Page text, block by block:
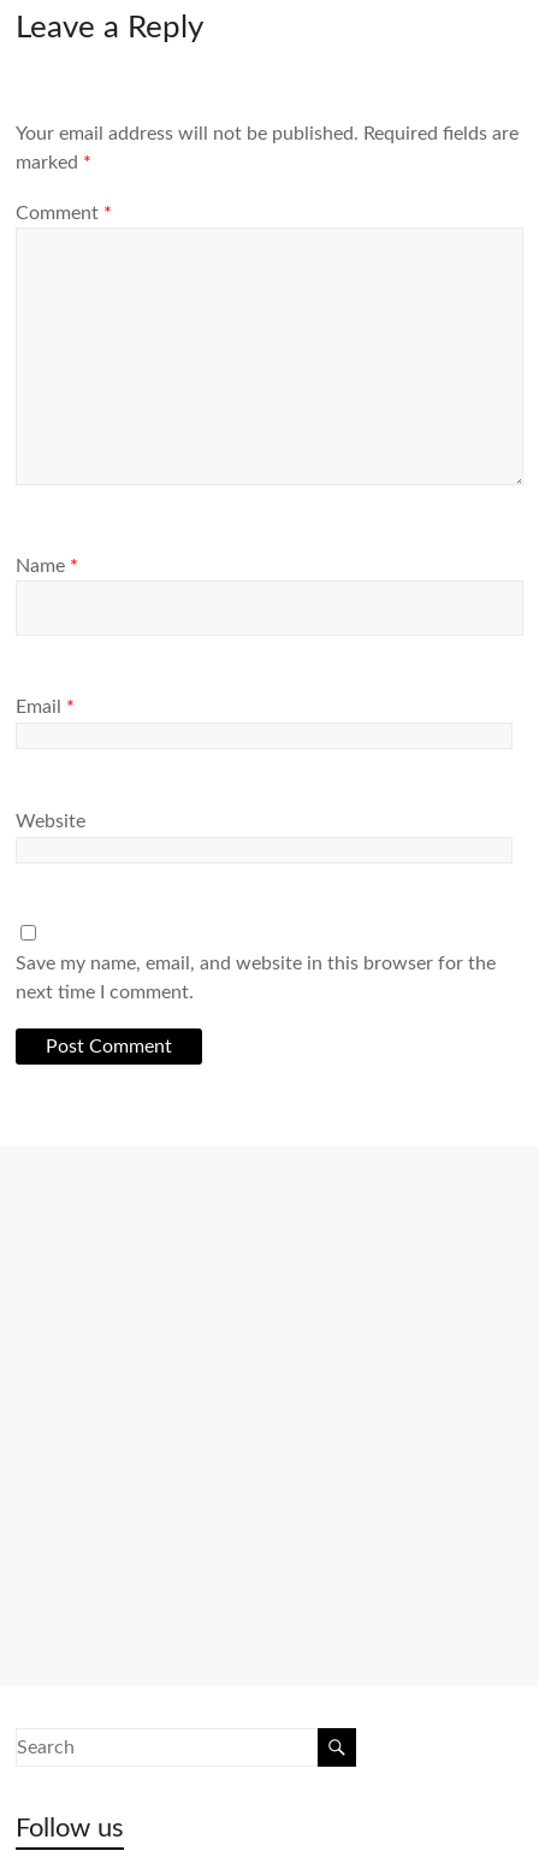
Leave a Reply
Your email address will not be published. Required fields are
marked *
Comment *
Name *
Email *
Website
Save my name, email, and website in this browser for the
next time I comment.
Follow us